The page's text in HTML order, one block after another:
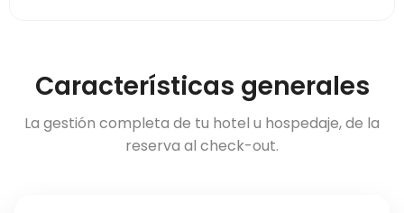
Características generales
La gestión completa de tu hotel u hospedaje, de la
reserva al check-out.